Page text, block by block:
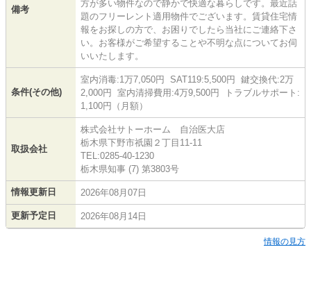
備考
方が多い物件なので静かで快適な暮らしです。最近話
題のフリーレント適用物件でございます。賃貸住宅情
報をお探しの方で、お困りでしたら当社にご連絡下さ
い。お客様がご希望することや不明な点についてお伺
いいたします。
条件(その他)
室内消毒:1万7,050円 SAT119:5,500円 鍵交換代:2万
2,000円 室内清掃費用:4万9,500円 トラブルサポート:
1,100円（月額）
取扱会社
株式会社サトーホーム 自治医大店
栃木県下野市祇園２丁目11-11
TEL:0285-40-1230
栃木県知事 (7) 第3803号
情報更新日 2026年08月07日
更新予定日 2026年08月14日
情報の見方